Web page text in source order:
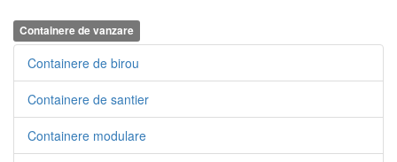
Containere de vanzare
Containere de birou
Containere de santier
Containere modulare